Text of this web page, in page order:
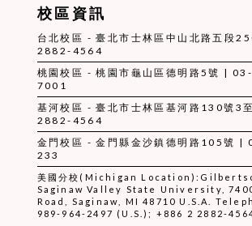
校區資訊
台北校區 - 臺北市士林區中山北路五段
2882-4564
桃園校區 - 桃園市龜山區德明路5號 |
7001
基河校區 - 臺北市士林區基河路130號3
2882-4564
金門校區 - 金門縣金沙鎮德明路105號
233
美國分校(Michigan
Saginaw Valley State University,
Road, Saginaw, MI 48710 U.S.A.
989-964-2497 (U.S.); +886 2 2882-